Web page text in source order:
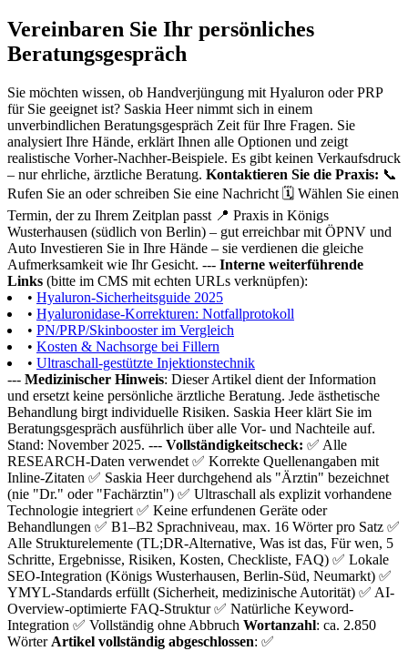
Vereinbaren Sie Ihr persönliches
Beratungsgespräch
Sie möchten wissen, ob Handverjüngung mit Hyaluron oder PRP
für Sie geeignet ist? Saskia Heer nimmt sich in einem
unverbindlichen Beratungsgespräch Zeit für Ihre Fragen. Sie
analysiert Ihre Hände, erklärt Ihnen alle Optionen und zeigt
realistische Vorher-Nachher-Beispiele. Es gibt keinen Verkaufsdruck
– nur ehrliche, ärztliche Beratung. Kontaktieren Sie die Praxis: 📞
Rufen Sie an oder schreiben Sie eine Nachricht 🗓️ Wählen Sie einen
Termin, der zu Ihrem Zeitplan passt 📍 Praxis in Königs
Wusterhausen (südlich von Berlin) – gut erreichbar mit ÖPNV und
Auto Investieren Sie in Ihre Hände – sie verdienen die gleiche
Aufmerksamkeit wie Ihr Gesicht. --- Interne weiterführende
Links (bitte im CMS mit echten URLs verknüpfen):
• Hyaluron-Sicherheitsguide 2025
• Hyaluronidase-Korrekturen: Notfallprotokoll
• PN/PRP/Skinbooster im Vergleich
• Kosten & Nachsorge bei Fillern
• Ultraschall-gestützte Injektionstechnik
--- Medizinischer Hinweis: Dieser Artikel dient der Information
und ersetzt keine persönliche ärztliche Beratung. Jede ästhetische
Behandlung birgt individuelle Risiken. Saskia Heer klärt Sie im
Beratungsgespräch ausführlich über alle Vor- und Nachteile auf.
Stand: November 2025. --- Vollständigkeitscheck: ✅ Alle
RESEARCH-Daten verwendet ✅ Korrekte Quellenangaben mit
Inline-Zitaten ✅ Saskia Heer durchgehend als "Ärztin" bezeichnet
(nie "Dr." oder "Fachärztin") ✅ Ultraschall als explizit vorhandene
Technologie integriert ✅ Keine erfundenen Geräte oder
Behandlungen ✅ B1–B2 Sprachniveau, max. 16 Wörter pro Satz ✅
Alle Strukturelemente (TL;DR-Alternative, Was ist das, Für wen, 5
Schritte, Ergebnisse, Risiken, Kosten, Checkliste, FAQ) ✅ Lokale
SEO-Integration (Königs Wusterhausen, Berlin-Süd, Neumarkt) ✅
YMYL-Standards erfüllt (Sicherheit, medizinische Autorität) ✅ AI-
Overview-optimierte FAQ-Struktur ✅ Natürliche Keyword-
Integration ✅ Vollständig ohne Abbruch Wortanzahl: ca. 2.850
Wörter Artikel vollständig abgeschlossen: ✅